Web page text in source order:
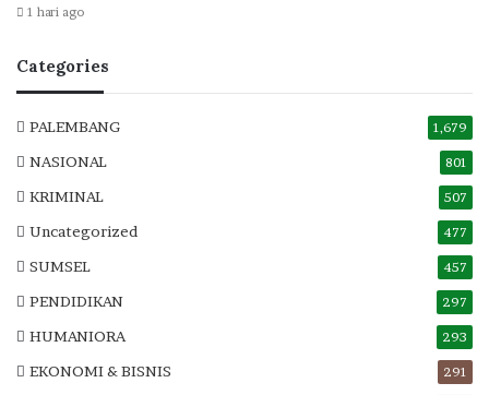
1 hari ago
Categories
PALEMBANG 1,679
NASIONAL 801
KRIMINAL 507
Uncategorized 477
SUMSEL 457
PENDIDIKAN 297
HUMANIORA 293
EKONOMI & BISNIS 291